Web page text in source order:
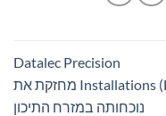
Datalec Precision
Installations (DPI) מחזקת את
נוכחותה במזרח התיכון